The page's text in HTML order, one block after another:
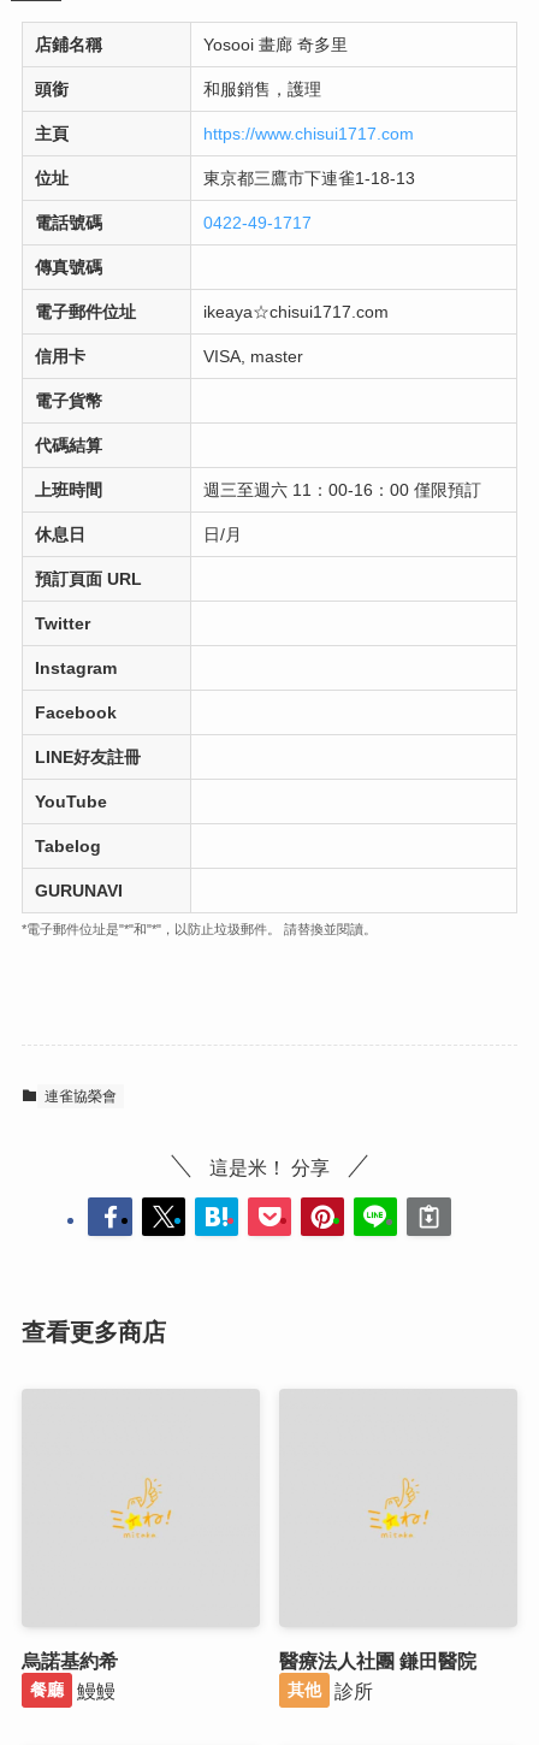
店鋪名稱 Yosooi 畫廊 奇多里
頭銜 和服銷售，護理
主頁 https://www.chisui1717.com
位址 東京都三鷹市下連雀1-18-13
電話號碼 0422-49-1717
傳真號碼
電子郵件位址 ikeaya☆chisui1717.com
信用卡 VISA, master
電子貨幣
代碼結算
上班時間 週三至週六 11：00-16：00 僅限預訂
休息日 日/月
預訂頁面 URL
Twitter
Instagram
Facebook
LINE好友註冊
YouTube
Tabelog
GURUNAVI
*電子郵件位址是"*"和"*"，以防止垃圾郵件。 請替換並閱讀。
連雀協榮會
這是米！ 分享
查看更多商店
烏諾基約希
餐廳 鰻鰻
醫療法人社團 鎌田醫院
其他 診所